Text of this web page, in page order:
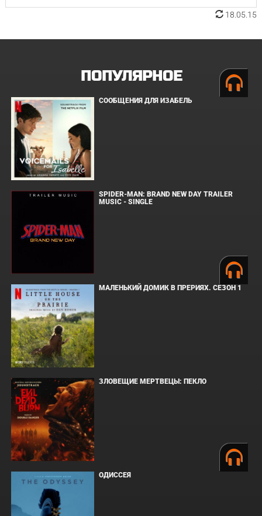
18.05.15
ПОПУЛЯРНОЕ
СООБЩЕНИЯ ДЛЯ ИЗАБЕЛЬ
SPIDER-MAN: BRAND NEW DAY TRAILER
MUSIC - SINGLE
МАЛЕНЬКИЙ ДОМИК В ПРЕРИЯХ. СЕЗОН 1
ЗЛОВЕЩИЕ МЕРТВЕЦЫ: ПЕКЛО
ОДИССЕЯ